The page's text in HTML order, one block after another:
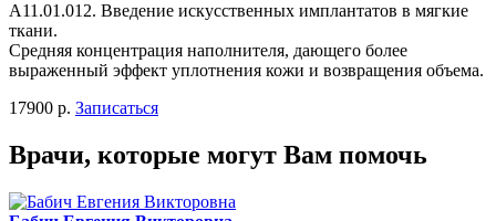
А11.01.012. Введение искусственных имплантатов в мягкие
ткани.
Средняя концентрация наполнителя, дающего более
выраженный эффект уплотнения кожи и возвращения объема.
17900 р. Записаться
Врачи, которые могут Вам помочь